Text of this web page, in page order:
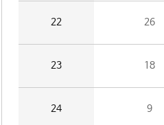
22 26
23 18
24 9